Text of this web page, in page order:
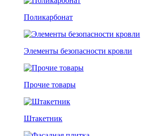
Поликарбонат
Элементы безопасности кровли
Прочие товары
Штакетник